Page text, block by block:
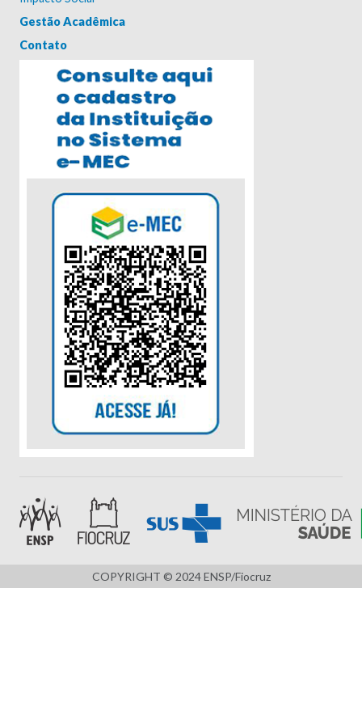
Gestão Acadêmica
Contato
COPYRIGHT © 2024 ENSP/Fiocruz